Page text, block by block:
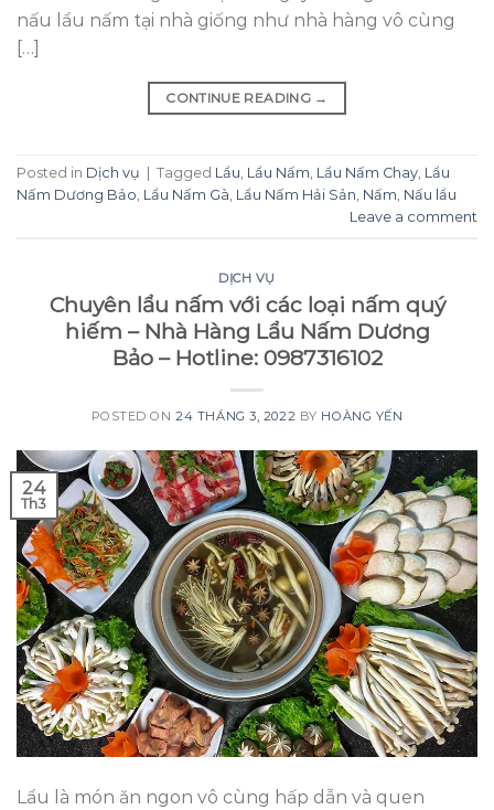
nấu lẩu nấm tại nhà giống như nhà hàng vô cùng
[…]
CONTINUE READING →
Posted in Dịch vụ Tagged Lẩu, Lẩu Nấm, Lẩu Nấm Chay, Lẩu
Nấm Dương Bảo, Lẩu Nấm Gà, Lẩu Nấm Hải Sản, Nấm, Nấu lẩu
Leave a comment
DỊCH VỤ
Chuyên lẩu nấm với các loại nấm quý
hiếm – Nhà Hàng Lẩu Nấm Dương
Bảo – Hotline: 0987316102
POSTED ON24 THÁNG 3, 2022 BY HOÀNG YẾN
24
Th3
Lẩu là món ăn ngon vô cùng hấp dẫn và quen